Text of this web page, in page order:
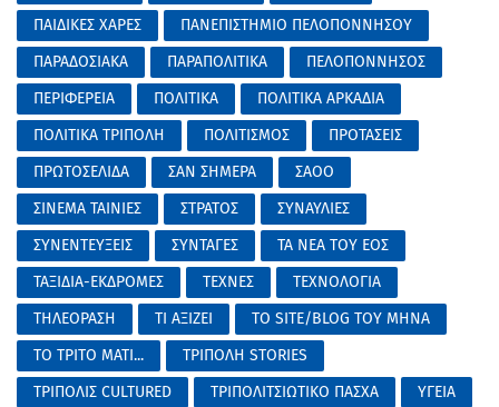
ΠΑΙΔΙΚΕΣ ΧΑΡΕΣ
ΠΑΝΕΠΙΣΤΗΜΙΟ ΠΕΛΟΠΟΝΝΗΣΟΥ
ΠΑΡΑΔΟΣΙΑΚΑ
ΠΑΡΑΠΟΛΙΤΙΚΑ
ΠΕΛΟΠΟΝΝΗΣΟΣ
ΠΕΡΙΦΕΡΕΙΑ
ΠΟΛΙΤΙΚΑ
ΠΟΛΙΤΙΚΑ ΑΡΚΑΔΙΑ
ΠΟΛΙΤΙΚΑ ΤΡΙΠΟΛΗ
ΠΟΛΙΤΙΣΜΟΣ
ΠΡΟΤΑΣΕΙΣ
ΠΡΩΤΟΣΕΛΙΔΑ
ΣΑΝ ΣΗΜΕΡΑ
ΣΑΟΟ
ΣΙΝΕΜΑ ΤΑΙΝΙΕΣ
ΣΤΡΑΤΟΣ
ΣΥΝΑΥΛΙΕΣ
ΣΥΝΕΝΤΕΥΞΕΙΣ
ΣΥΝΤΑΓΕΣ
ΤΑ ΝΕΑ ΤΟΥ ΕΟΣ
ΤΑΞΙΔΙΑ-ΕΚΔΡΟΜΕΣ
ΤΕΧΝΕΣ
ΤΕΧΝΟΛΟΓΙΑ
ΤΗΛΕΟΡΑΣΗ
ΤΙ ΑΞΙΖΕΙ
ΤΟ SITE/BLOG ΤΟΥ ΜΗΝΑ
ΤΟ ΤΡΙΤΟ ΜΑΤΙ...
ΤΡΙΠΟΛΗ STORIES
ΤΡΙΠΟΛΙΣ CULTURED
ΤΡΙΠΟΛΙΤΣΙΩΤΙΚΟ ΠΑΣΧΑ
ΥΓΕΙΑ